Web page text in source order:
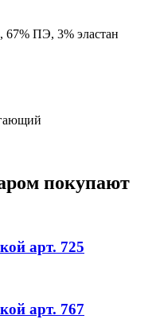
67% ПЭ, 3% эластан
покупают
арт. 725
арт. 767